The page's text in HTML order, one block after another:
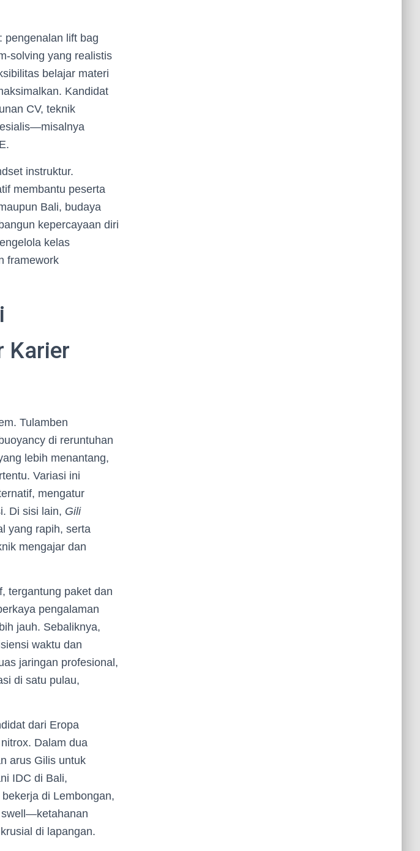
lift bag
solving yang realistis
belajar materi
Kandidat
CV, teknik
instruktur.
membantu peserta
Bali, budaya
kepercayaan diri
kelas
framework
Karier
Tulamben
di reruntuhan
lebih menantang,
Variasi ini
mengatur
Di sisi lain, Gili
yang rapih, serta
mengajar dan
tergantung paket dan
pengalaman
jauh. Sebaliknya,
waktu dan
jaringan profesional,
di satu pulau,
dari Eropa
Dalam dua
arus Gilis untuk
IDC di Bali,
di Lembongan,
swell—ketahanan
di lapangan.